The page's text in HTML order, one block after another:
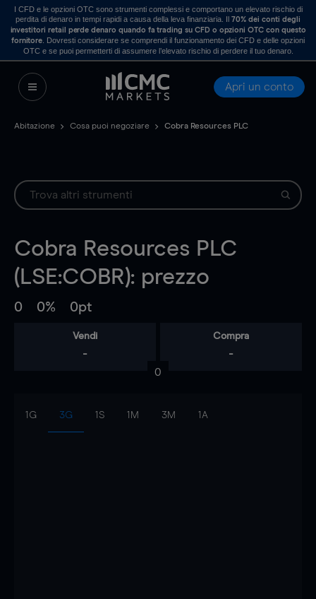
I CFD e le opzioni OTC sono strumenti complessi e comportano un elevato rischio di
perdita di denaro in tempi rapidi a causa della leva finanziaria. Il70% dei conti degli
investitori retail perde denaro quando fa trading su CFD o opzioni OTC con questo
fornitore . Dovresti considerare se comprendi il funzionamento dei CFD e delle opzioni
OTC e se puoi permetterti di assumere l’elevato rischio di perdere il tuo denaro.
Apri un conto
Abitazione Cosa puoi negoziare Cobra Resources PLC
Cobra Resources PLC
(LSE:COBR): prezzo
0 0% 0pt
Vendi
-
Compra
-
0
1G 3G 1S 1M 3M 1A